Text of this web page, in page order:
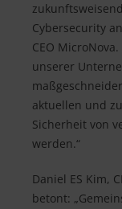
Cybersecurity
CEO
unserer
aktuellen und
Sicherheit von
werden.“
Daniel ES Kim,
betont: